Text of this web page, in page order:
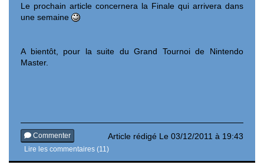
Le prochain article concernera la Finale qui arrivera dans
une semaine
A bientôt, pour la suite du Grand Tournoi de Nintendo
Master.
Article rédigé Le 03/12/2011 à 19:43
Commenter
Lire les commentaires (11)